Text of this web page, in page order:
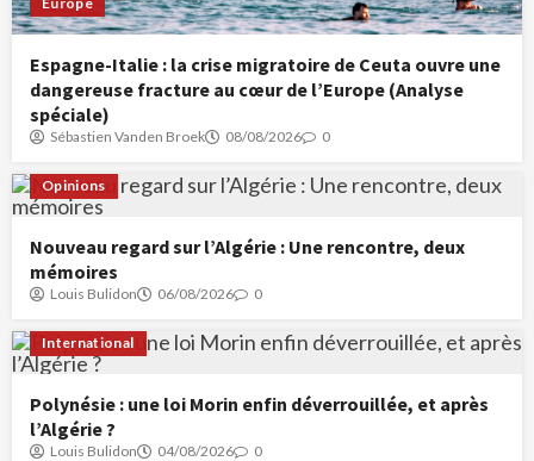
Espagne-Italie : la crise migratoire de Ceuta ouvre une
dangereuse fracture au cœur de l’Europe (Analyse
spéciale)
Sébastien Vanden Broek 08/08/2026 0
Opinions
Nouveau regard sur l’Algérie : Une rencontre, deux
mémoires
Louis Bulidon 06/08/2026 0
International
Polynésie : une loi Morin enfin déverrouillée, et après
l’Algérie ?
Louis Bulidon 04/08/2026 0